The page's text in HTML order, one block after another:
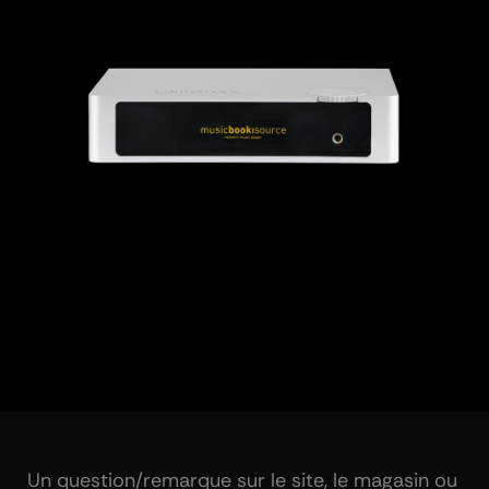
Un question/remarque sur le site, le magasin ou